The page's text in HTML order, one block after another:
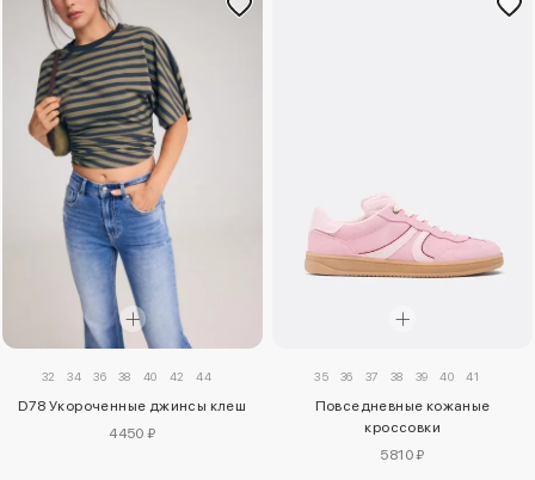
32 34 36 38 40 42 44
D78 Укороченные джинсы клеш
4450 ₽
35 36 37 38 39 40 41
Повседневные кожаные
кроссовки
5810 ₽